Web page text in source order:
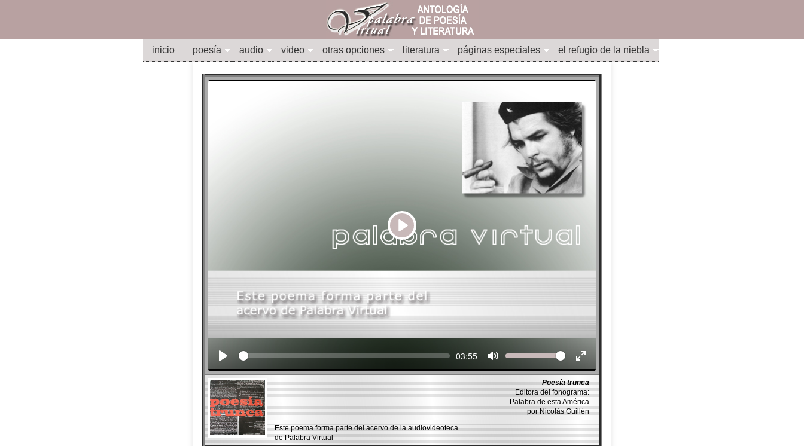
inicio poesía audio video otras opciones literatura páginas especiales el refugio de la niebla
Play
Seek Current
03:55 Volume
Poesía trunca
Editora del fonograma:
Palabra de esta América
por Nicolás Guillén
Este poema forma parte del acervo de la audiovideoteca
de Palabra Virtual